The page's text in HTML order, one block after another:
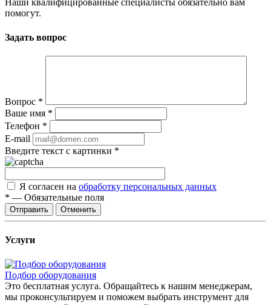
Наши квалифицированные специалисты обязательно вам
помогут.
Задать вопрос
Вопрос *
Ваше имя *
Телефон *
E-mail
Введите текст с картинки *
Я согласен на обработку персональных данных
* — Обязательные поля
Отправить Отменить
Услуги
Подбор оборудования
Это бесплатная услуга. Обращайтесь к нашим менеджерам,
мы проконсультируем и поможем выбрать инструмент для